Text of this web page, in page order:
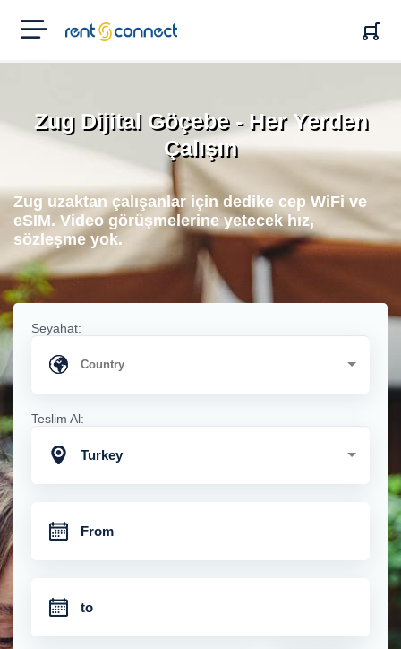
RENT'N
CONNECT
Zug Dijital Göçebe - Her Yerden
Çalışın
Zug uzaktan çalışanlar için dedike cep WiFi ve
eSIM. Video görüşmelerine yetecek hız,
sözleşme yok.
Seyahat:
Teslim Al:
Turkey